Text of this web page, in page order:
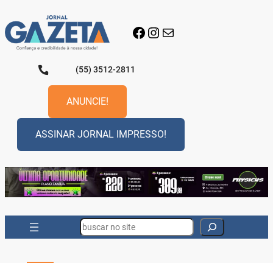
para
o
conteúdo
Facebook
Instagram
E-mail
(55) 3512-2811
ANUNCIE!
ASSINAR JORNAL IMPRESSO!
Search